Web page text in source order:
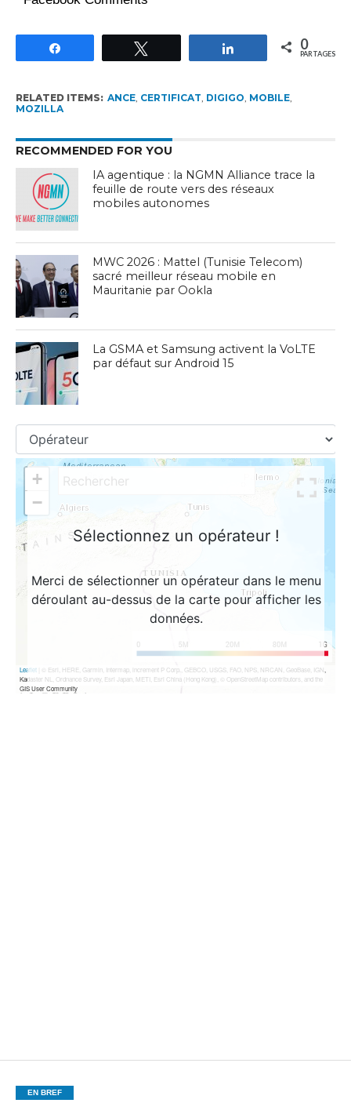
Partagez 0
PARTAGES
RELATED ITEMS: ANCE, CERTIFICAT, DIGIGO, MOBILE,
MOZILLA
RECOMMENDED FOR YOU
IA agentique : la NGMN Alliance trace la
feuille de route vers des réseaux
mobiles autonomes
MWC 2026 : Mattel (Tunisie Telecom)
sacré meilleur réseau mobile en
Mauritanie par Ookla
La GSMA et Samsung activent la VoLTE
par défaut sur Android 15
EN BREF